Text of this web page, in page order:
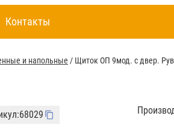
Контакты
и напольные / Щиток ОП 9мод. с двер.
68029